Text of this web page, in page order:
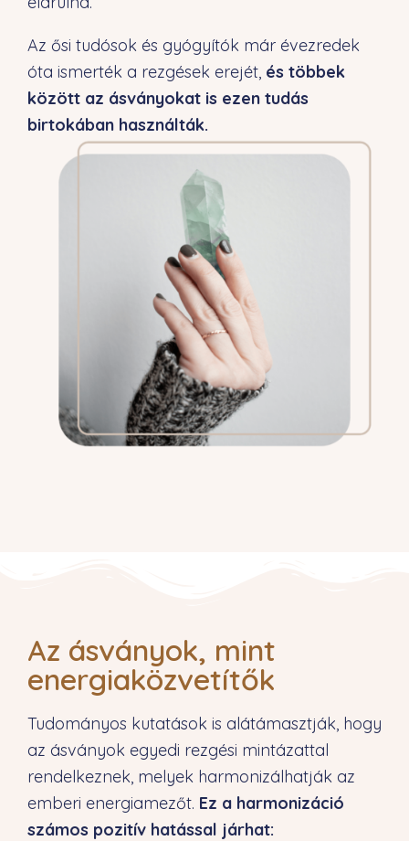
Az ősi tudósok és gyógyítók már évezredek
óta ismerték a rezgések erejét, és többek
között az ásványokat is ezen tudás
birtokában használták.
Az ásványok, mint
energiaközvetítők
Tudományos kutatások is alátámasztják, hogy
az ásványok egyedi rezgési mintázattal
rendelkeznek, melyek harmonizálhatják az
emberi energiamezőt. Ez a harmonizáció
számos pozitív hatással járhat: